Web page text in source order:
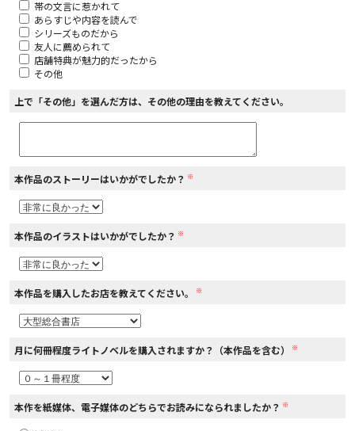
コミックパルフェ
閉じる
帯の文言に惹かれて
あらすじや内容を読んで
シリーズものだから
友人に薦められて
店舗特典が魅力的だったから
その他
上で「その他」を選んだ方は、その他の理由を教えてください。
本作品のストーリーはいかがでしたか？ ※
本作品のイラストはいかがでしたか？ ※
本作品を購入したお店を教えてください。 ※
月に何冊程度ライトノベルを購入されますか？（本作品を含む） ※
本作を紙媒体、電子媒体のどちらでお読みになられましたか？ ※